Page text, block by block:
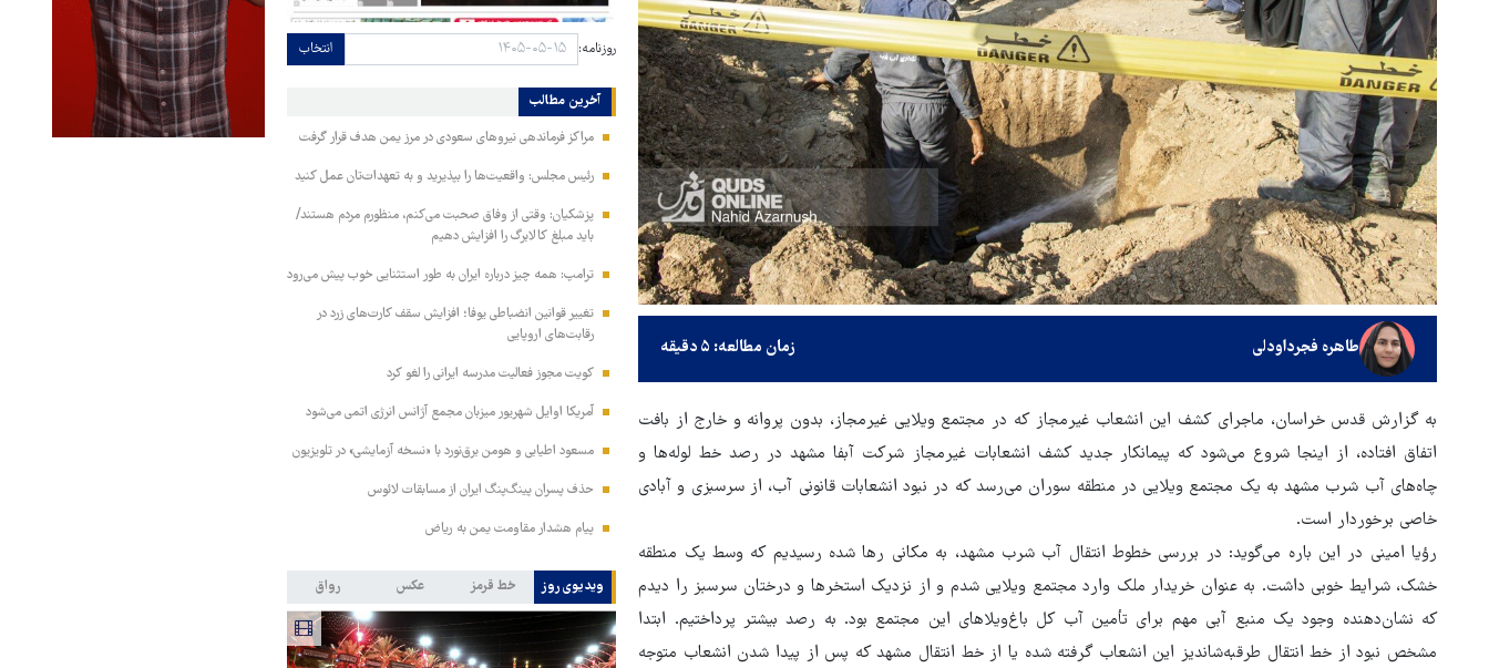
طاهره فجرداودلی زمان مطالعه: ۵ دقیقه
به گزارش قدس خراسان، ماجرای کشف این انشعاب غیرمجاز که در مجتمع ویلایی غیرمجاز، بدون پروانه و خارج از بافت
اتفاق افتاده، از اینجا شروع می‌شود که پیمانکار جدید کشف انشعابات غیرمجاز شرکت آبفا مشهد در رصد خط لوله‌ها و
چاه‌های آب شرب مشهد به یک مجتمع ویلایی در منطقه سوران می‌رسد که در نبود انشعابات قانونی آب، از سرسبزی و آبادی
خاصی برخوردار است.
رؤیا امینی در این باره می‌گوید: در بررسی خطوط انتقال آب شرب مشهد، به مکانی رها شده رسیدیم که وسط یک منطقه
خشک، شرایط خوبی داشت. به عنوان خریدار ملک وارد مجتمع ویلایی شدم و از نزدیک استخرها و درختان سرسبز را دیدم
که نشان‌دهنده وجود یک منبع آبی مهم برای تأمین آب کل باغ‌ویلاهای این مجتمع بود. به رصد بیشتر پرداختیم. ابتدا
مشخص نبود از خط انتقال طرقبه‌شاندیز این انشعاب گرفته شده یا از خط انتقال مشهد که پس از پیدا شدن انشعاب متوجه
روزنامه: انتخاب
آخرین مطالب
مراکز فرماندهی نیروهای سعودی در مرز یمن هدف قرار گرفت
رئیس مجلس: واقعیت‌ها را بپذیرید و به تعهدات‌تان عمل کنید
پزشکیان: وقتی از وفاق صحبت می‌کنم، منظورم مردم هستند/
باید مبلغ کالابرگ را افزایش دهیم
ترامپ: همه چیز درباره ایران به طور استثنایی خوب پیش می‌رود
تغییر قوانین انضباطی یوفا؛ افزایش سقف کارت‌های زرد در
رقابت‌های اروپایی
کویت مجوز فعالیت مدرسه ایرانی را لغو کرد
آمریکا اوایل شهریور میزبان مجمع آژانس انرژی اتمی می‌شود
مسعود اطیابی و هومن برق‌نورد با «نسخه آزمایشی» در تلویزیون
حذف پسران پینگ‌پنگ ایران از مسابقات لائوس
پیام هشدار مقاومت یمن به ریاض
ویدیوی روز خط قرمز عکس رواق